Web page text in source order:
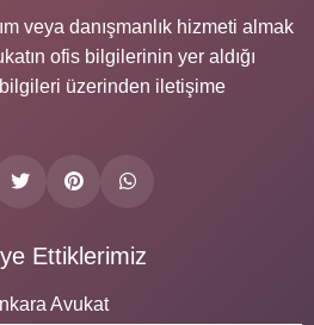
veya danışmanlık hizmeti almak
ofis bilgilerinin yer aldığı
üzerinden iletişime
Ettiklerimiz
Avukat